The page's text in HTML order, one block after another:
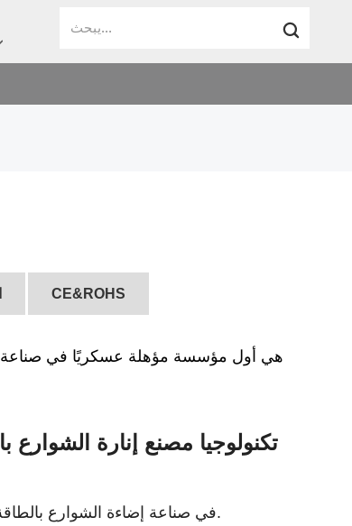
CE&ROHS
تكنولوجيا مصنع إنارة
في صناعة إضاءة الشوارع بالطاقة الشمسية، لا تعد براءات الاختراع بمثابة وسام شرف للابتكار التكنولوجي فحسب، بل تعد أيضًا ضمانًا قويًا لأداء المنتج وجودته.